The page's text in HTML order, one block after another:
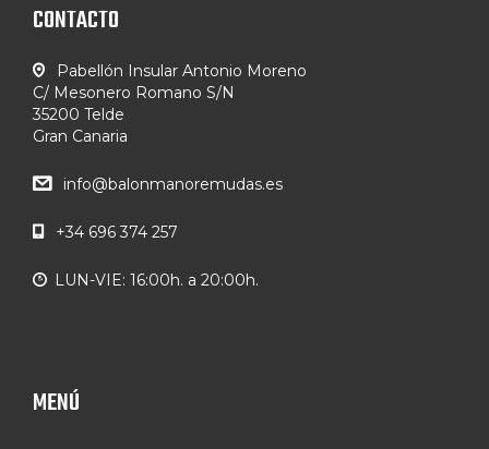
CONTACTO
Pabellón Insular Antonio Moreno
C/ Mesonero Romano S/N
35200 Telde
Gran Canaria
info@balonmanoremudas.es
+34 696 374 257
LUN-VIE: 16:00h. a 20:00h.
MENÚ